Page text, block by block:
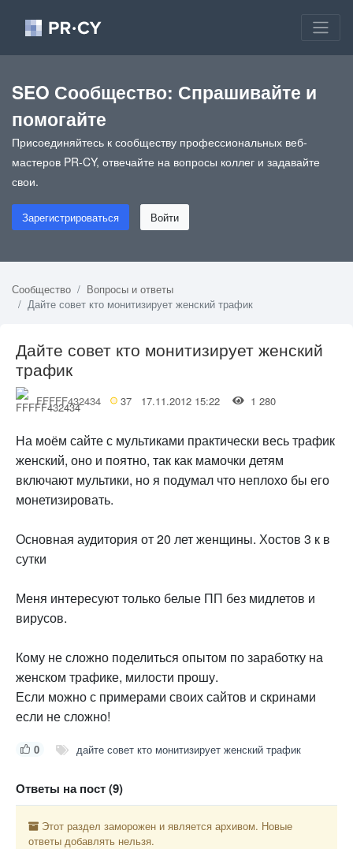
SEO Сообщество: Спрашивайте и
помогайте
Присоединяйтесь к сообществу профессиональных веб-
мастеров PR-CY, отвечайте на вопросы коллег и задавайте
свои.
Зарегистрироваться Войти
Сообщество
Вопросы и ответы
Дайте совет кто монитизирует женский трафик
Дайте совет кто монитизирует женский
трафик
FFFFF432434 37 17.11.2012 15:22 1 280
На моём сайте с мультиками практически весь трафик
женский, оно и поятно, так как мамочки детям
включают мультики, но я подумал что неплохо бы его
монетизировать.
Основная аудитория от 20 лет женщины. Хостов 3 к в
сутки
Меня интересуют только белые ПП без мидлетов и
вирусов.
Кому не сложно поделиться опытом по заработку на
женском трафике, милости прошу.
Если можно с примерами своих сайтов и скринами
если не сложно!
0 дайте совет кто монитизирует женский трафик
Ответы на пост (9)
Этот раздел заморожен и является архивом. Новые
ответы добавлять нельзя.